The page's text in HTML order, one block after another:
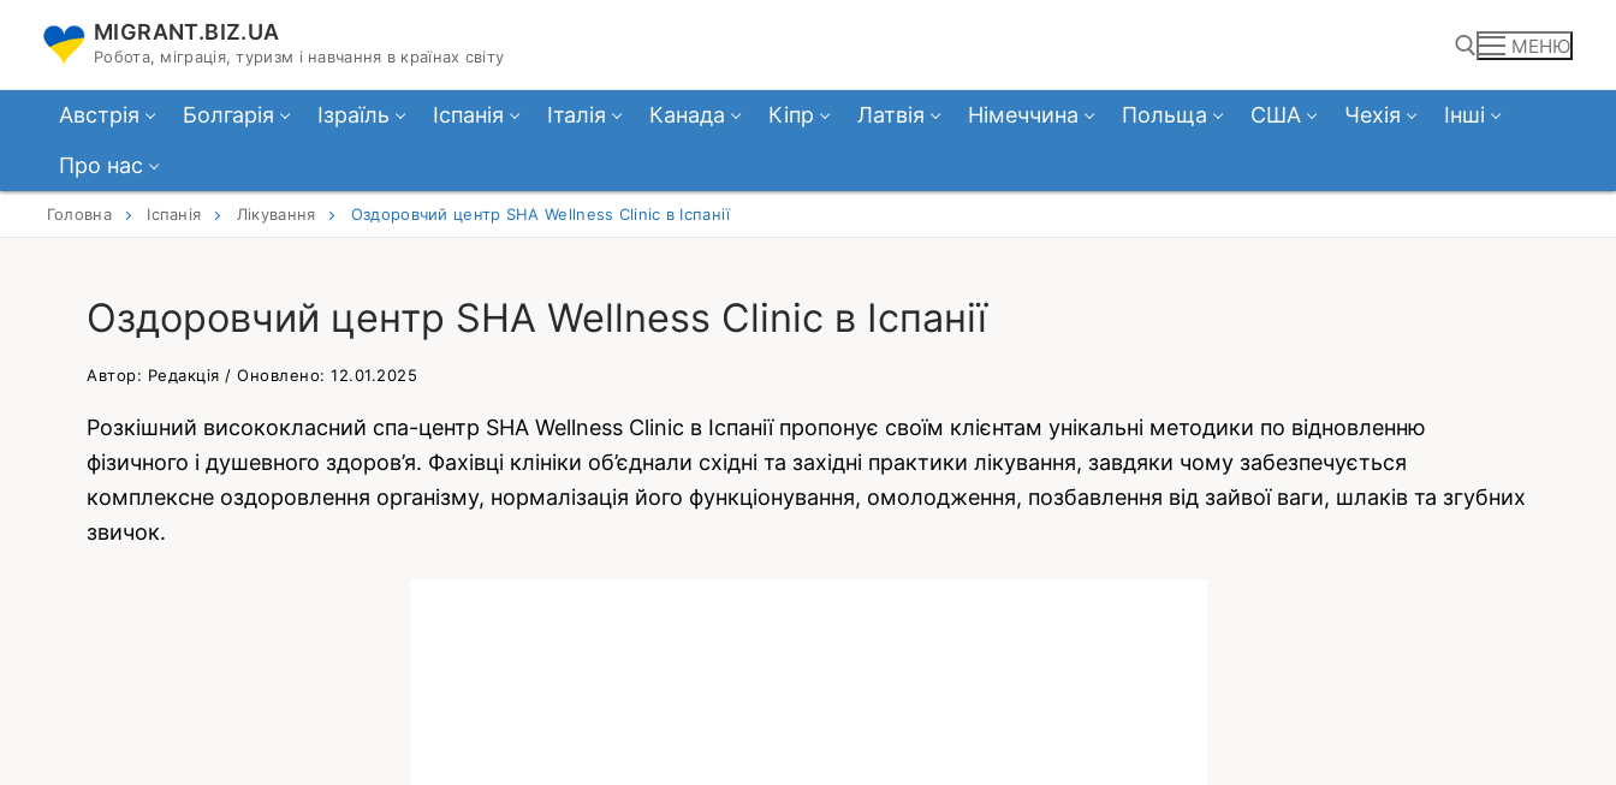
вмісту
MIGRANT.BIZ.UA
Робота, міграція, туризм і навчання в країнах світу МЕНЮ
Австрія Болгарія Ізраїль Іспанія Італія Канада Кіпр Латвія Німеччина Польща США Чехія
Інші
Про нас
Головна Іспанія Лікування Оздоровчий центр SHA Wellness Clinic в Іспанії
Оздоровчий центр SHA Wellness Clinic в Іспанії
Автор: Редакція / Оновлено: 12.01.2025
Розкішний висококласний спа-центр SHA Wellness Clinic в Іспанії пропонує своїм клієнтам унікальні методики по відновленню
фізичного і душевного здоров’я. Фахівці клініки об’єднали східні та західні практики лікування, завдяки чому забезпечується
комплексне оздоровлення організму, нормалізація його функціонування, омолодження, позбавлення від зайвої ваги, шлаків та згубних
звичок.